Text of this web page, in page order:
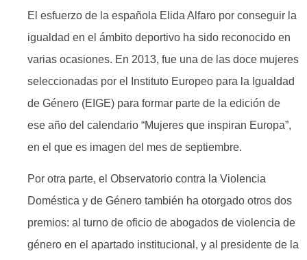
El esfuerzo de la española Elida Alfaro por conseguir la
igualdad en el ámbito deportivo ha sido reconocido en
varias ocasiones. En 2013, fue una de las doce mujeres
seleccionadas por el Instituto Europeo para la Igualdad
de Género (EIGE) para formar parte de la edición de
ese año del calendario “Mujeres que inspiran Europa”,
en el que es imagen del mes de septiembre.
Por otra parte, el Observatorio contra la Violencia
Doméstica y de Género también ha otorgado otros dos
premios: al turno de oficio de abogados de violencia de
género en el apartado institucional, y al presidente de la